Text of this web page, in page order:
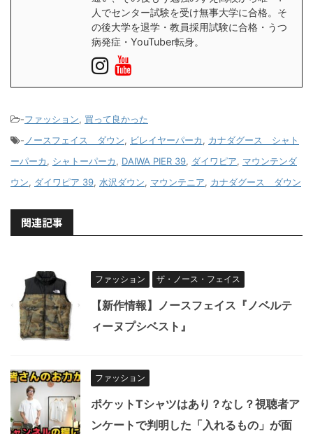
人でセンター試験を受け無事大学に合格。そ
の後大学を退学・教員採用試験に合格・うつ
病発症・YouTuber転身。
-ファッション, 買って良かった
- ノースフェイス ダウン, ビレイヤーパーカ, カナダグース シャト
ーパーカ, シャトーパーカ, DAIWA PIER 39, ダイワピア, マウンテンダ
ウン, ダイワピア 39, 水沢ダウン, マウンテニア, カナダグース ダウン
関連記事
ファッション ザ・ノース・フェイス
【新作情報】ノースフェイス『ノベルテ
ィーヌプシベスト』
ファッション
ポケットTシャツはあり？なし？視聴者ア
ンケートで判明した「入れるもの」が面